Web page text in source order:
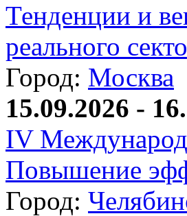
Тенденции и
реального
Город: Москва
15.09.2026 -
IV
Повышение
Город: